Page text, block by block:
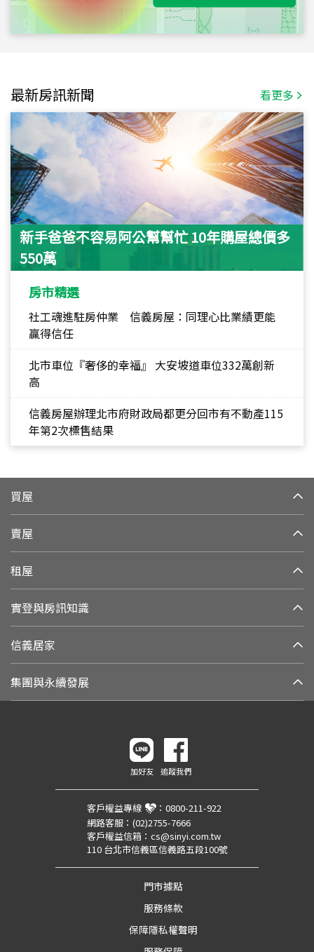
最新房訊新聞 看更多
新手爸爸不容易阿公幫幫忙 10年購屋總價多
550萬
房市精選
社工魂進駐房仲業 信義房屋：同理心比業績更能
贏得信任
北市車位『奢侈的幸福』 大安坡道車位332萬創新
高
信義房屋辦理北市府財政局都更分回市有不動產115
年第2次標售結果
買屋
賣屋
租屋
實登與房訊知識
信義居家
集團與永續發展
加好友 追蹤我們
客戶權益專線 ： 0800-211-922
網路客服： (02)2755-7666
客戶權益信箱： cs@sinyi.com.tw
110 台北市信義區信義路五段100號
門市據點
服務條款
保障隱私權聲明